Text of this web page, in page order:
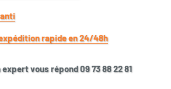
rapide en 24/48h
expert vous répond 09 73 88 22 81